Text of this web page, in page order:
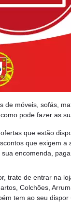
de móveis, sofás,
pode fazer as
que estão
que exigem a
encomenda,
trate de entrar na
Colchões,
tem ao seu